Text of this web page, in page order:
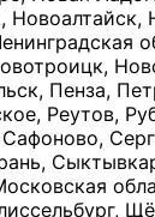
Пенза,
Реутов,